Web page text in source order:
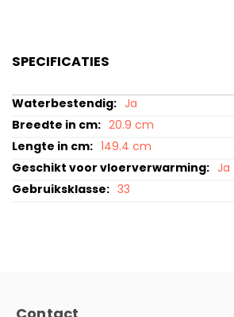
SPECIFICATIES
Specificaties
Ja
20.9 cm
149.4 cm
Ja
33